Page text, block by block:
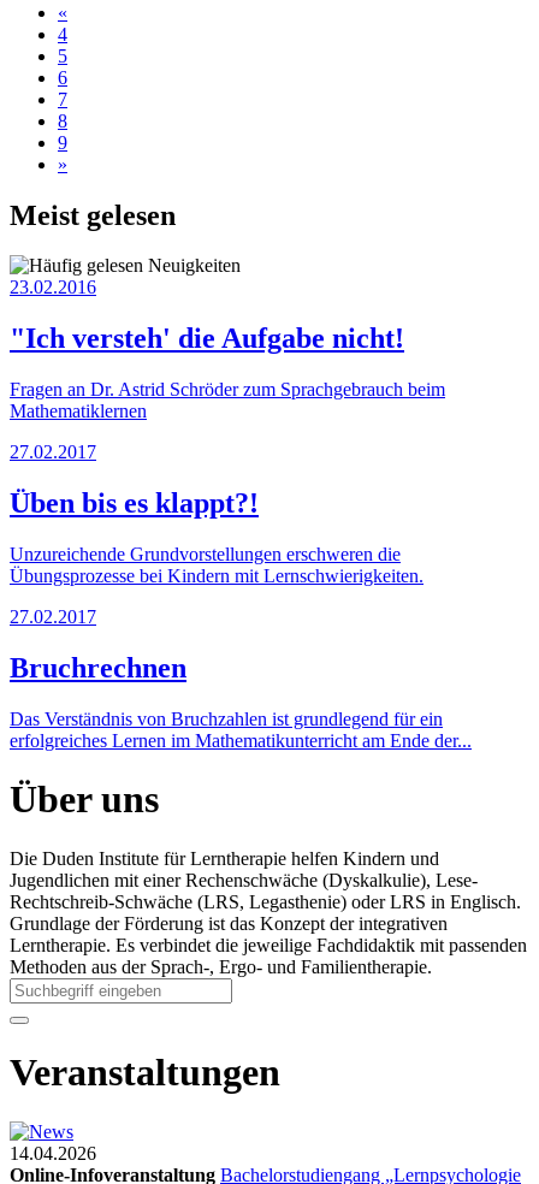
«
4
5
6
7
8
9
»
Meist gelesen
23.02.2016
"Ich versteh' die Aufgabe nicht!
Fragen an Dr. Astrid Schröder zum Sprachgebrauch beim
Mathematiklernen
27.02.2017
Üben bis es klappt?!
Unzureichende Grundvorstellungen erschweren die
Übungsprozesse bei Kindern mit Lernschwierigkeiten.
27.02.2017
Bruchrechnen
Das Verständnis von Bruchzahlen ist grundlegend für ein
erfolgreiches Lernen im Mathematikunterricht am Ende der...
Über uns
Die Duden Institute für Lerntherapie helfen Kindern und
Jugendlichen mit einer Rechenschwäche (Dyskalkulie), Lese-
Rechtschreib-Schwäche (LRS, Legasthenie) oder LRS in Englisch.
Grundlage der Förderung ist das Konzept der integrativen
Lerntherapie. Es verbindet die jeweilige Fachdidaktik mit passenden
Methoden aus der Sprach-, Ergo- und Familientherapie.
Veranstaltungen
14.04.2026
Online-Infoveranstaltung Bachelorstudiengang „Lernpsychologie